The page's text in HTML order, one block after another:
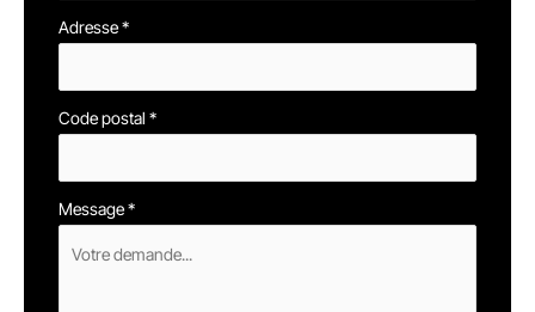
Adresse*
Code postal *
Message*